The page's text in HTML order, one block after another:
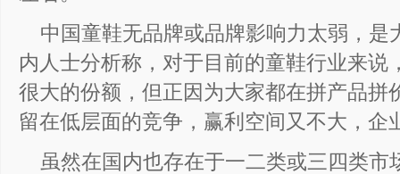
中国童鞋无品牌或品牌影响力太弱，是
内人士分析称，对于目前的童鞋行业来说
很大的份额，但正因为大家都在拼产品拼
留在低层面的竞争，赢利空间又不大，企
虽然在国内也存在于一二类或三四类市